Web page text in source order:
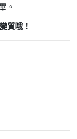
。
質哦！